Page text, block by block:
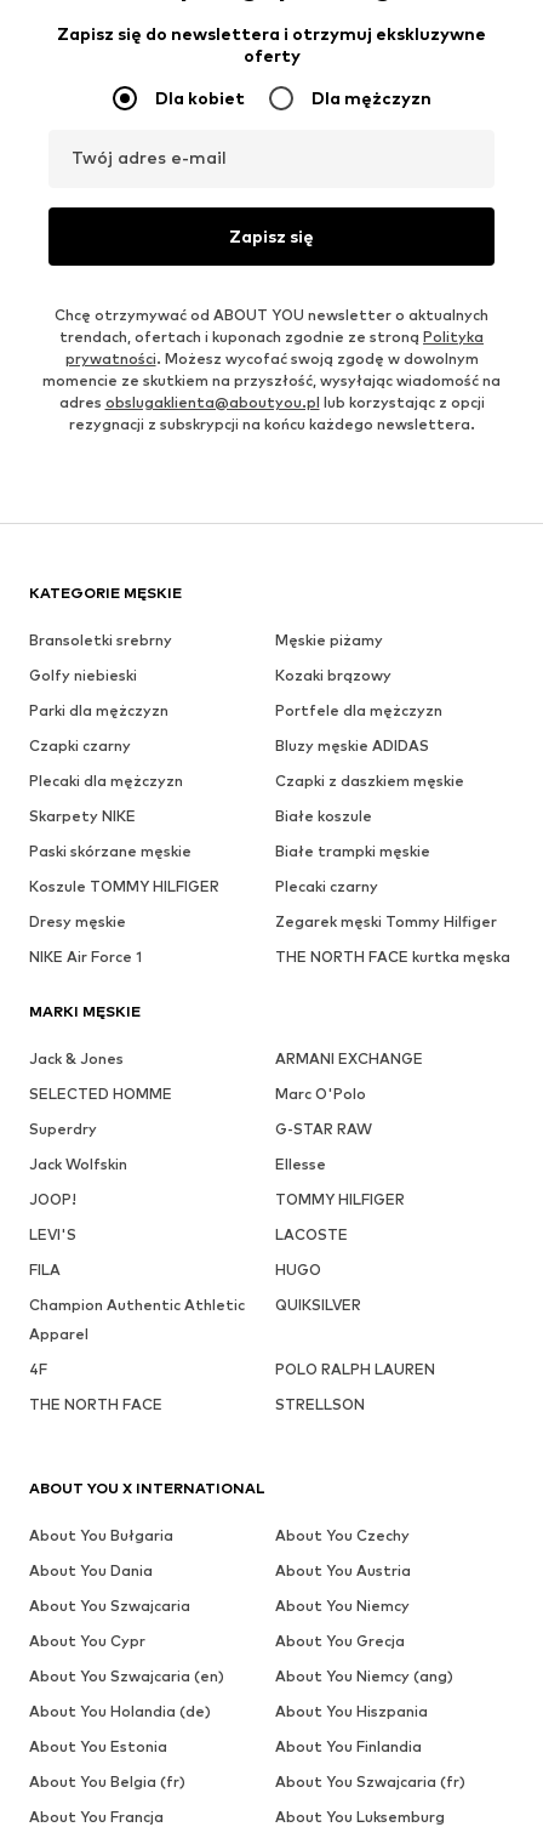
Zapisz się do newslettera i otrzymuj ekskluzywne
oferty
Dla kobiet Dla mężczyzn
Twój adres e-mail
Zapisz się
Chcę otrzymywać od ABOUT YOU newsletter o aktualnych
trendach, ofertach i kuponach zgodnie ze stroną Polityka
prywatności. Możesz wycofać swoją zgodę w dowolnym
momencie ze skutkiem na przyszłość, wysyłając wiadomość na
adres obslugaklienta@aboutyou.pl lub korzystając z opcji
rezygnacji z subskrypcji na końcu każdego newslettera.
KATEGORIE MĘSKIE
Bransoletki srebrny
Męskie piżamy
Golfy niebieski
Kozaki brązowy
Parki dla mężczyzn
Portfele dla mężczyzn
Czapki czarny
Bluzy męskie ADIDAS
Plecaki dla mężczyzn
Czapki z daszkiem męskie
Skarpety NIKE
Białe koszule
Paski skórzane męskie
Białe trampki męskie
Koszule TOMMY HILFIGER
Plecaki czarny
Dresy męskie
Zegarek męski Tommy Hilfiger
NIKE Air Force 1
THE NORTH FACE kurtka męska
MARKI MĘSKIE
Jack & Jones
ARMANI EXCHANGE
SELECTED HOMME
Marc O'Polo
Superdry
G-STAR RAW
Jack Wolfskin
Ellesse
JOOP!
TOMMY HILFIGER
LEVI'S
LACOSTE
FILA
HUGO
Champion Authentic Athletic
Apparel
QUIKSILVER
4F
POLO RALPH LAUREN
THE NORTH FACE
STRELLSON
ABOUT YOU X INTERNATIONAL
About You Bułgaria
About You Czechy
About You Dania
About You Austria
About You Szwajcaria
About You Niemcy
About You Cypr
About You Grecja
About You Szwajcaria (en)
About You Niemcy (ang)
About You Holandia (de)
About You Hiszpania
About You Estonia
About You Finlandia
About You Belgia (fr)
About You Szwajcaria (fr)
About You Francja
About You Luksemburg